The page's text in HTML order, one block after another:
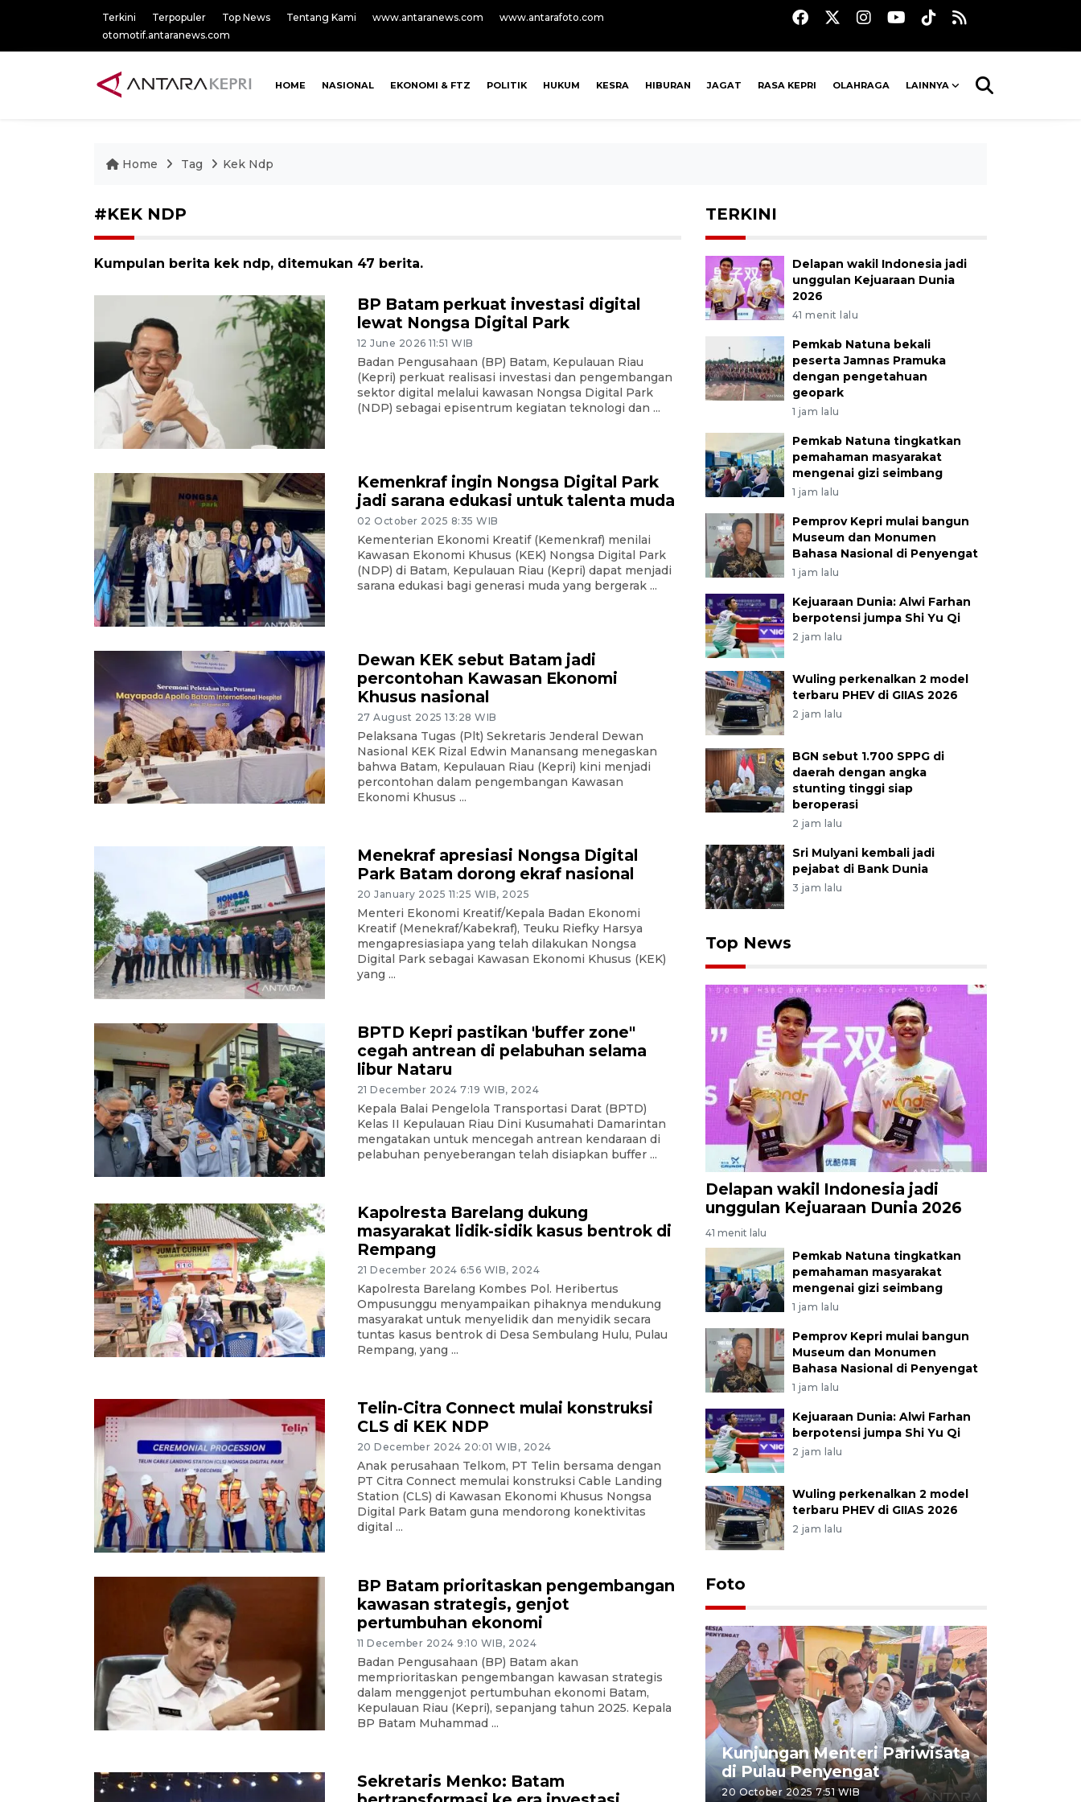
Terkini Terpopuler Top News Tentang Kami www.antaranews.com
www.antarafoto.com
otomotif.antaranews.com
HOME NASIONAL EKONOMI & FTZ POLITIK HUKUM KESRA HIBURAN JAGAT RASA KEPRI OLAHRAGA LAINNYA
Home Tag Kek Ndp
#KEK NDP
Kumpulan berita kek ndp, ditemukan 47 berita.
BP Batam perkuat investasi digital
lewat Nongsa Digital Park
12 June 2026 11:51 WIB
Badan Pengusahaan (BP) Batam, Kepulauan Riau
(Kepri) perkuat realisasi investasi dan pengembangan
sektor digital melalui kawasan Nongsa Digital Park
(NDP) sebagai episentrum kegiatan teknologi dan ...
Kemenkraf ingin Nongsa Digital Park
jadi sarana edukasi untuk talenta muda
02 October 2025 8:35 WIB
Kementerian Ekonomi Kreatif (Kemenkraf) menilai
Kawasan Ekonomi Khusus (KEK) Nongsa Digital Park
(NDP) di Batam, Kepulauan Riau (Kepri) dapat menjadi
sarana edukasi bagi generasi muda yang bergerak ...
Dewan KEK sebut Batam jadi
percontohan Kawasan Ekonomi
Khusus nasional
27 August 2025 13:28 WIB
Pelaksana Tugas (Plt) Sekretaris Jenderal Dewan
Nasional KEK Rizal Edwin Manansang menegaskan
bahwa Batam, Kepulauan Riau (Kepri) kini menjadi
percontohan dalam pengembangan Kawasan
Ekonomi Khusus ...
Menekraf apresiasi Nongsa Digital
Park Batam dorong ekraf nasional
20 January 2025 11:25 WIB, 2025
Menteri Ekonomi Kreatif/Kepala Badan Ekonomi
Kreatif (Menekraf/Kabekraf), Teuku Riefky Harsya
mengapresiasiapa yang telah dilakukan Nongsa
Digital Park sebagai Kawasan Ekonomi Khusus (KEK)
yang ...
BPTD Kepri pastikan 'buffer zone"
cegah antrean di pelabuhan selama
libur Nataru
21 December 2024 7:19 WIB, 2024
Kepala Balai Pengelola Transportasi Darat (BPTD)
Kelas II Kepulauan Riau Dini Kusumahati Damarintan
mengatakan untuk mencegah antrean kendaraan di
pelabuhan penyeberangan telah disiapkan buffer ...
Kapolresta Barelang dukung
masyarakat lidik-sidik kasus bentrok di
Rempang
21 December 2024 6:56 WIB, 2024
Kapolresta Barelang Kombes Pol. Heribertus
Ompusunggu menyampaikan pihaknya mendukung
masyarakat untuk menyelidik dan menyidik secara
tuntas kasus bentrok di Desa Sembulang Hulu, Pulau
Rempang, yang ...
Telin-Citra Connect mulai konstruksi
CLS di KEK NDP
20 December 2024 20:01 WIB, 2024
Anak perusahaan Telkom, PT Telin bersama dengan
PT Citra Connect memulai konstruksi Cable Landing
Station (CLS) di Kawasan Ekonomi Khusus Nongsa
Digital Park Batam guna mendorong konektivitas
digital ...
BP Batam prioritaskan pengembangan
kawasan strategis, genjot
pertumbuhan ekonomi
11 December 2024 9:10 WIB, 2024
Badan Pengusahaan (BP) Batam akan
memprioritaskan pengembangan kawasan strategis
dalam menggenjot pertumbuhan ekonomi Batam,
Kepulauan Riau (Kepri), sepanjang tahun 2025. Kepala
BP Batam Muhammad ...
Sekretaris Menko: Batam
TERKINI
Delapan wakil Indonesia jadi
unggulan Kejuaraan Dunia
2026
41 menit lalu
Pemkab Natuna bekali
peserta Jamnas Pramuka
dengan pengetahuan
geopark
1 jam lalu
Pemkab Natuna tingkatkan
pemahaman masyarakat
mengenai gizi seimbang
1 jam lalu
Pemprov Kepri mulai bangun
Museum dan Monumen
Bahasa Nasional di Penyengat
1 jam lalu
Kejuaraan Dunia: Alwi Farhan
berpotensi jumpa Shi Yu Qi
2 jam lalu
Wuling perkenalkan 2 model
terbaru PHEV di GIIAS 2026
2 jam lalu
BGN sebut 1.700 SPPG di
daerah dengan angka
stunting tinggi siap
beroperasi
2 jam lalu
Sri Mulyani kembali jadi
pejabat di Bank Dunia
3 jam lalu
Top News
Delapan wakil Indonesia jadi
unggulan Kejuaraan Dunia 2026
41 menit lalu
Pemkab Natuna tingkatkan
pemahaman masyarakat
mengenai gizi seimbang
1 jam lalu
Pemprov Kepri mulai bangun
Museum dan Monumen
Bahasa Nasional di Penyengat
1 jam lalu
Kejuaraan Dunia: Alwi Farhan
berpotensi jumpa Shi Yu Qi
2 jam lalu
Wuling perkenalkan 2 model
terbaru PHEV di GIIAS 2026
2 jam lalu
Foto
gunakan mobil jenazah
08 February 2024 15:30 WIB, 2024
Kunjungan Menteri Pariwisata
di Pulau Penyengat
20 October 2025 7:51 WIB